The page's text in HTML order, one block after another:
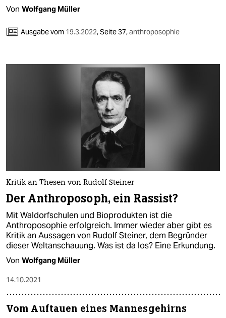
Von Wolfgang Müller
Ausgabe vom 19.3.2022,Seite 37,anthroposophie
Kritik an Thesen von Rudolf Steiner
Der Anthroposoph, ein Rassist?
Mit Waldorfschulen und Bioprodukten ist die
Anthroposophie erfolgreich. Immer wieder aber gibt es
Kritik an Aussagen von Rudolf Steiner, dem Begründer
dieser Weltanschauung. Was ist da los? Eine Erkundung.
Von Wolfgang Müller
14.10.2021
Vom Auftauen eines Mannesgehirns